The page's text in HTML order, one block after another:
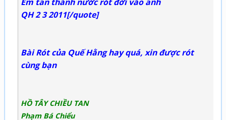
QH 2 3 2011[/quote]
Bài Rót của Quế Hằng hay quá, xin được rót
cùng bạn
HỒ TÂY CHIỀU TAN
Phạm Bá Chiểu